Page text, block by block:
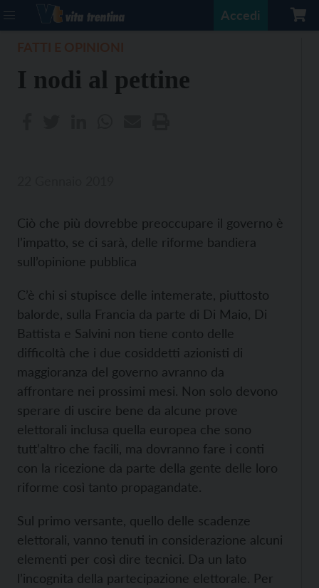
Accedi
I nodi al pettine
Ciò che più dovrebbe preoccupare il governo è
l’impatto, se ci sarà, delle riforme bandiera
sull’opinione pubblica
C’è chi si stupisce delle intemerate, piuttosto
balorde, sulla Francia da parte di Di Maio, Di
Battista e Salvini non tiene conto delle
difficoltà che i due cosiddetti azionisti di
maggioranza del governo avranno da
affrontare nei prossimi mesi. Non solo devono
sperare di uscire bene da alcune prove
elettorali inclusa quella europea che sono
tutt’altro che facili, ma dovranno fare i conti
con la ricezione da parte della gente delle loro
riforme così tanto propagandate.
Sul primo versante, quello delle scadenze
elettorali, vanno tenuti in considerazione alcuni
elementi per così dire tecnici. Da un lato
l’incognita della partecipazione elettorale. Per